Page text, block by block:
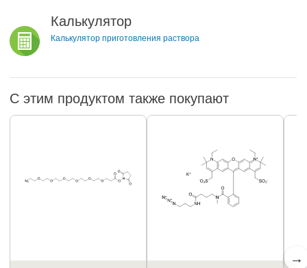
Калькулятор
Калькулятор приготовления раствора
С этим продуктом также покупают
→